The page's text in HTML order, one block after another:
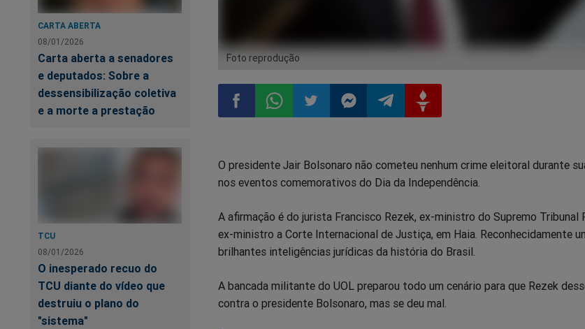
CARTA ABERTA
08/01/2026
Carta aberta a senadores
e deputados: Sobre a
dessensibilização coletiva
e a morte a prestação
TCU
08/01/2026
O inesperado recuo do
TCU diante do vídeo que
destruiu o plano do
"sistema"
Foto reprodução
no
no
no
no
no
no
O presidente Jair Bolsonaro não cometeu nenhum crime eleitoral durante
nos eventos comemorativos do Dia da Independência.
A afirmação é do jurista Francisco Rezek, ex-ministro do Supremo Tribunal
ex-ministro a Corte Internacional de Justiça, em Haia. Reconhecidamente
brilhantes inteligências jurídicas da história do Brasil.
A bancada militante do UOL preparou todo um cenário para que Rezek
contra o presidente Bolsonaro, mas se deu mal.